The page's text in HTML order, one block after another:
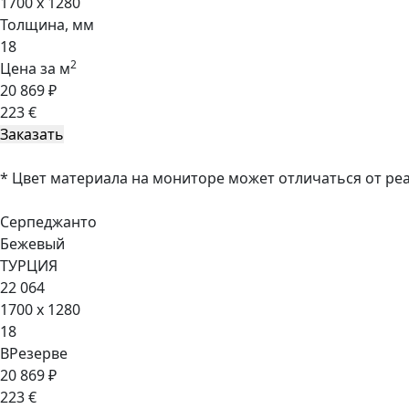
Толщина, мм
18
Цена за м2
20 869 ₽
223 €
* Цвет материала на мониторе может отличаться от
Серпеджанто
Бежевый
ТУРЦИЯ
22 064
1700 x 1280
18
ВРезерве
20 869 ₽
223 €